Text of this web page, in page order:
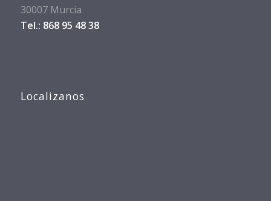
30007 Murcia
Tel.: 868 95 48 38
Localizanos